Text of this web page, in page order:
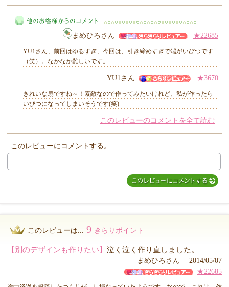
他のお客様からのコメント
まめひろさん ★22685
YU1さん、前回はゆるすぎ、今回は、引き締めすぎで端がいびつです
（笑）。なかなか難しいです。
YU1さん ★3670
きれいな扇ですね～！素敵なので作ってみたいけれど、私が作ったら
いびつになってしまいそうです(笑)
このレビューのコメントを全て読む
このレビューにコメントする。
このレビューは... 9 きらりポイント
【別のデザインも作りたい】 泣く泣く作り直しました。
まめひろさん 2014/05/07
★22685